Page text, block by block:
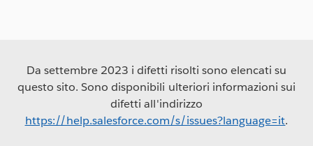
Da settembre 2023 i difetti risolti sono elencati su
questo sito. Sono disponibili ulteriori informazioni sui
difetti all'indirizzo
https://help.salesforce.com/s/issues?language=it.